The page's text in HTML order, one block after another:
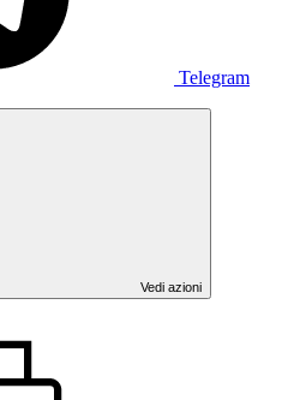
Telegram
Vedi azioni